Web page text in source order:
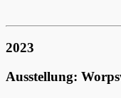
2023
Ausstellung: